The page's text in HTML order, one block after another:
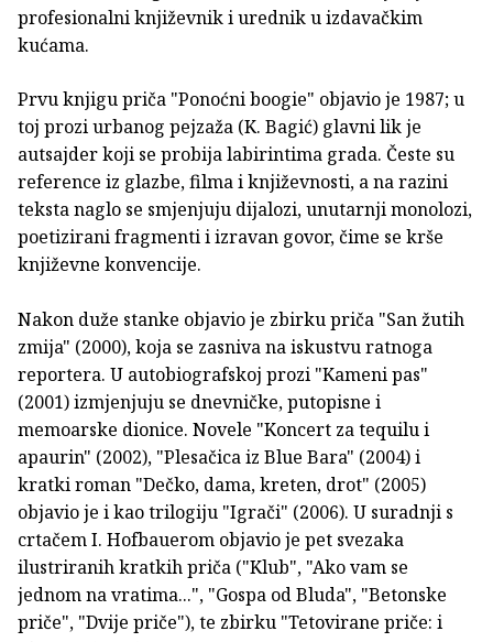
profesionalni književnik i urednik u izdavačkim
kućama.
Prvu knjigu priča "Ponoćni boogie" objavio je 1987; u
toj prozi urbanog pejzaža (K. Bagić) glavni lik je
autsajder koji se probija labirintima grada. Česte su
reference iz glazbe, filma i književnosti, a na razini
teksta naglo se smjenjuju dijalozi, unutarnji monolozi,
poetizirani fragmenti i izravan govor, čime se krše
književne konvencije.
Nakon duže stanke objavio je zbirku priča "San žutih
zmija" (2000), koja se zasniva na iskustvu ratnoga
reportera. U autobiografskoj prozi "Kameni pas"
(2001) izmjenjuju se dnevničke, putopisne i
memoarske dionice. Novele "Koncert za tequilu i
apaurin" (2002), "Plesačica iz Blue Bara" (2004) i
kratki roman "Dečko, dama, kreten, drot" (2005)
objavio je i kao trilogiju "Igrači" (2006). U suradnji s
crtačem I. Hofbauerom objavio je pet svezaka
ilustriranih kratkih priča ("Klub", "Ako vam se
jednom na vratima...", "Gospa od Bluda", "Betonske
priče", "Dvije priče"), te zbirku "Tetovirane priče: i